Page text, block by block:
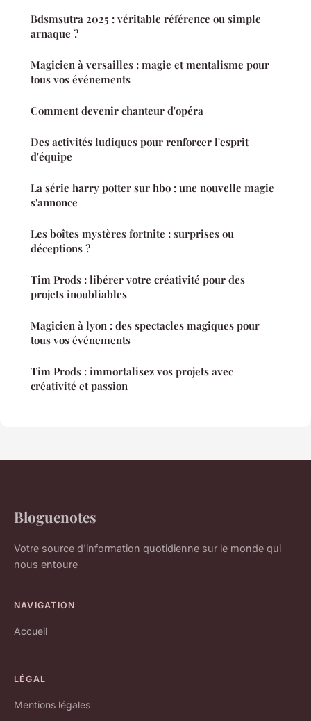
Bdsmsutra 2025 : véritable référence ou simple
arnaque ?
Magicien à versailles : magie et mentalisme pour
tous vos événements
Comment devenir chanteur d'opéra
Des activités ludiques pour renforcer l'esprit
d'équipe
La série harry potter sur hbo : une nouvelle magie
s'annonce
Les boîtes mystères fortnite : surprises ou
déceptions ?
Tim Prods : libérer votre créativité pour des
projets inoubliables
Magicien à lyon : des spectacles magiques pour
tous vos événements
Tim Prods : immortalisez vos projets avec
créativité et passion
Bloguenotes
Votre source d'information quotidienne sur le monde qui
nous entoure
NAVIGATION
Accueil
LÉGAL
Mentions légales